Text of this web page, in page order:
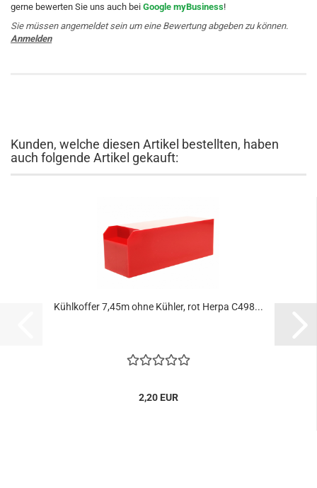
gerne bewerten Sie uns auch bei Google myBusiness!
Sie müssen angemeldet sein um eine Bewertung abgeben zu können.
Anmelden
Kunden, welche diesen Artikel bestellten, haben
auch folgende Artikel gekauft:
Kühlkoffer 7,45m ohne Kühler, rot Herpa C498...
2,20 EUR